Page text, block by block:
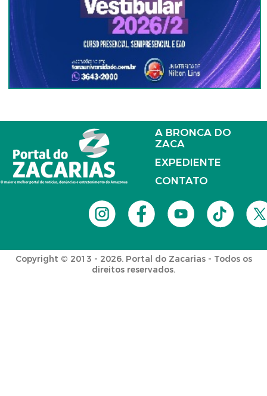
A BRONCA DO
ZACA
EXPEDIENTE
CONTATO
Copyright © 2013 - 2026. Portal do Zacarias - Todos os
direitos reservados.